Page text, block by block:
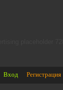
Вход Регистрация